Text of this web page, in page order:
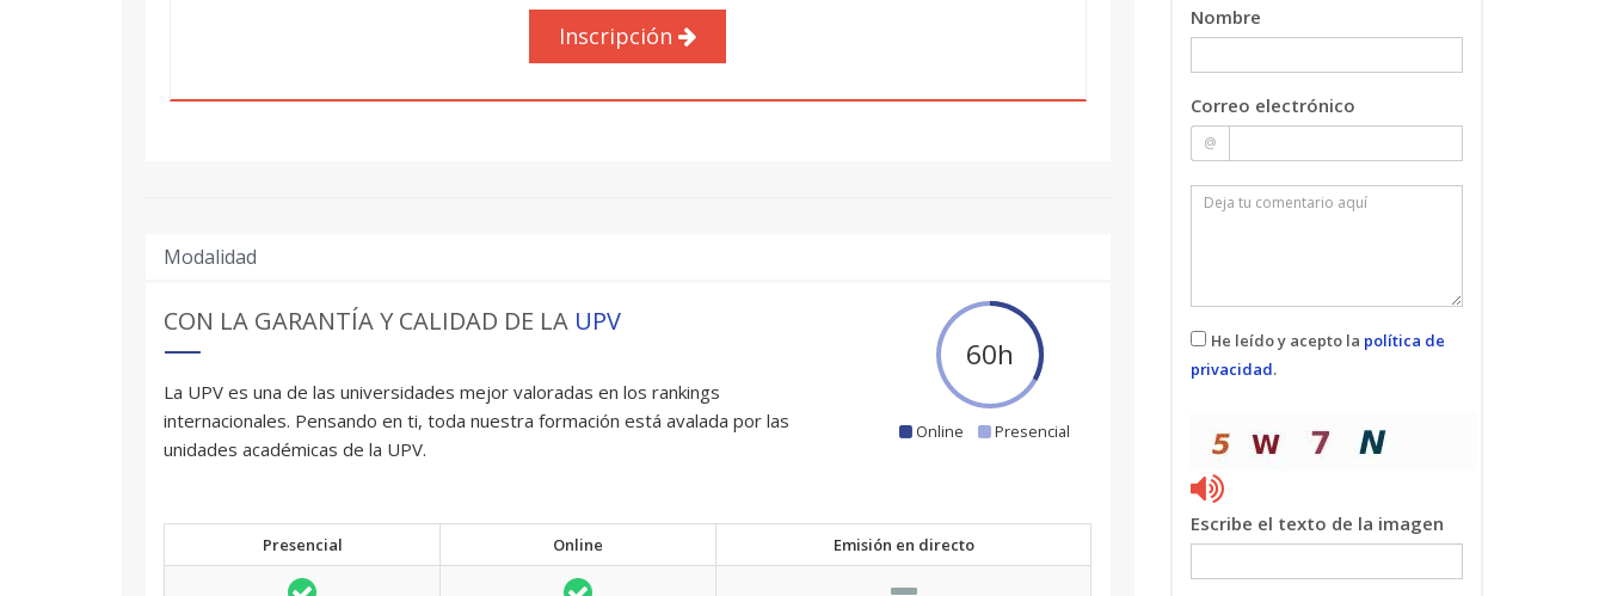
Inscripción
Modalidad
CON LA GARANTÍA Y CALIDAD DE LA UPV
La UPV es una de las universidades mejor valoradas en los rankings
internacionales. Pensando en ti, toda nuestra formación está avalada por las
unidades académicas de la UPV.
60h
Online Presencial
Presencial Online Emisión en directo
Nombre
Correo electrónico
@
He leído y acepto la política de
privacidad.
Escribe el texto de la imagen